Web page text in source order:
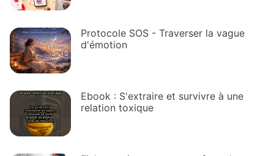
Protocole SOS - Traverser la vague
d'émotion
Ebook : S'extraire et survivre à une
relation toxique